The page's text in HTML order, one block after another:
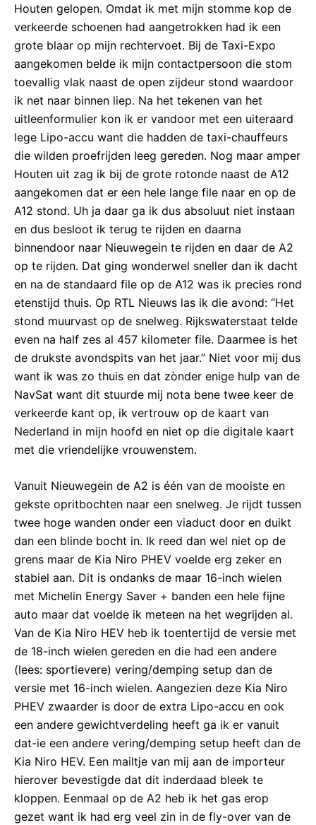
Houten gelopen. Omdat ik met mijn stomme kop de
verkeerde schoenen had aangetrokken had ik een
grote blaar op mijn rechtervoet. Bij de Taxi-Expo
aangekomen belde ik mijn contactpersoon die stom
toevallig vlak naast de open zijdeur stond waardoor
ik net naar binnen liep. Na het tekenen van het
uitleenformulier kon ik er vandoor met een uiteraard
lege Lipo-accu want die hadden de taxi-chauffeurs
die wilden proefrijden leeg gereden. Nog maar amper
Houten uit zag ik bij de grote rotonde naast de A12
aangekomen dat er een hele lange file naar en op de
A12 stond. Uh ja daar ga ik dus absoluut niet instaan
en dus besloot ik terug te rijden en daarna
binnendoor naar Nieuwegein te rijden en daar de A2
op te rijden. Dat ging wonderwel sneller dan ik dacht
en na de standaard file op de A12 was ik precies rond
etenstijd thuis. Op RTL Nieuws las ik die avond: “Het
stond muurvast op de snelweg. Rijkswaterstaat telde
even na half zes al 457 kilometer file. Daarmee is het
de drukste avondspits van het jaar.” Niet voor mij dus
want ik was zo thuis en dat zònder enige hulp van de
NavSat want dit stuurde mij nota bene twee keer de
verkeerde kant op, ik vertrouw op de kaart van
Nederland in mijn hoofd en niet op die digitale kaart
met die vriendelijke vrouwenstem.
Vanuit Nieuwegein de A2 is één van de mooiste en
gekste opritbochten naar een snelweg. Je rijdt tussen
twee hoge wanden onder een viaduct door en duikt
dan een blinde bocht in. Ik reed dan wel niet op de
grens maar de Kia Niro PHEV voelde erg zeker en
stabiel aan. Dit is ondanks de maar 16-inch wielen
met Michelin Energy Saver + banden een hele fijne
auto maar dat voelde ik meteen na het wegrijden al.
Van de Kia Niro HEV heb ik toentertijd de versie met
de 18-inch wielen gereden en die had een andere
(lees: sportievere) vering/demping setup dan de
versie met 16-inch wielen. Aangezien deze Kia Niro
PHEV zwaarder is door de extra Lipo-accu en ook
een andere gewichtverdeling heeft ga ik er vanuit
dat-ie een andere vering/demping setup heeft dan de
Kia Niro HEV. Een mailtje van mij aan de importeur
hierover bevestigde dat dit inderdaad bleek te
kloppen. Eenmaal op de A2 heb ik het gas erop
gezet want ik had erg veel zin in de fly-over van de